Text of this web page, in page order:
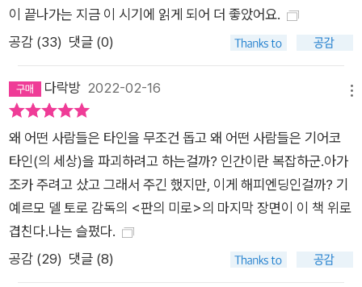
로 나아갈지 자못 기대가 된다.
이 끝나가는 지금 이 시기에 읽게 되어 더 좋았어요.
공감 (33) 댓글 (0)
다락방 2022-02-16
왜 어떤 사람들은 타인을 무조건 돕고 왜 어떤 사람들은 기어코
타인(의 세상)을 파괴하려고 하는걸까? 인간이란 복잡하군.아가
조카 주려고 샀고 그래서 주긴 했지만, 이게 해피엔딩인걸까? 기
예르모 델 토로 감독의 <판의 미로>의 마지막 장면이 이 책 위로
겹친다.나는 슬펐다.
공감 (29) 댓글 (8)